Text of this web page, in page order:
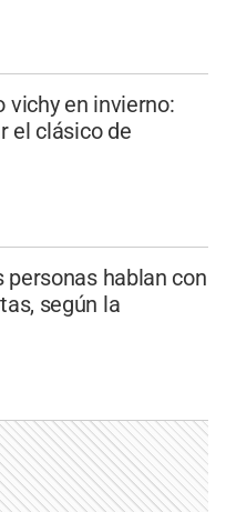
vichy en invierno:
el clásico de
personas hablan con
según la